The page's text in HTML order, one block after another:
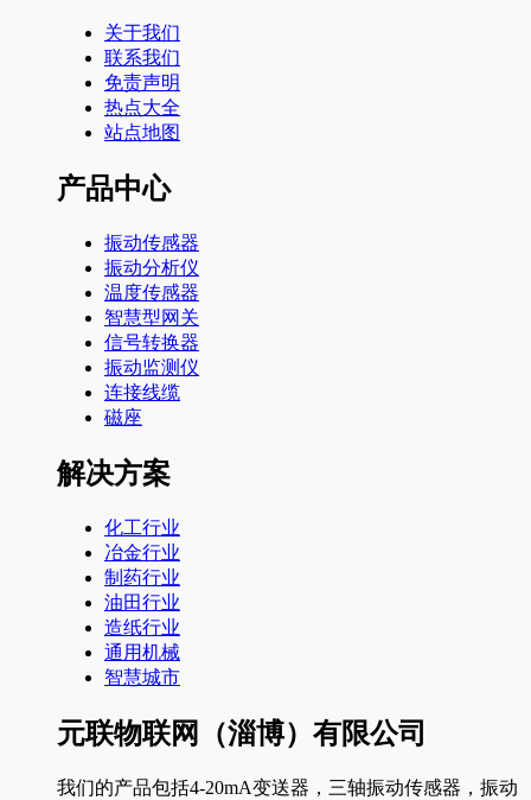
关于我们
联系我们
免责声明
热点大全
站点地图
产品中心
振动传感器
振动分析仪
温度传感器
智慧型网关
信号转换器
振动监测仪
连接线缆
磁座
解决方案
化工行业
冶金行业
制药行业
油田行业
造纸行业
通用机械
智慧城市
元联物联网（淄博）有限公司
我们的产品包括4-20mA变送器，三轴振动传感器，振动